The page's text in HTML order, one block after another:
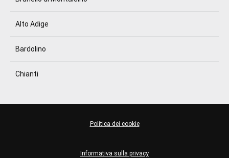
Alto Adige
Bardolino
Chianti
Informativa sulla privacy
Politica dei cookie